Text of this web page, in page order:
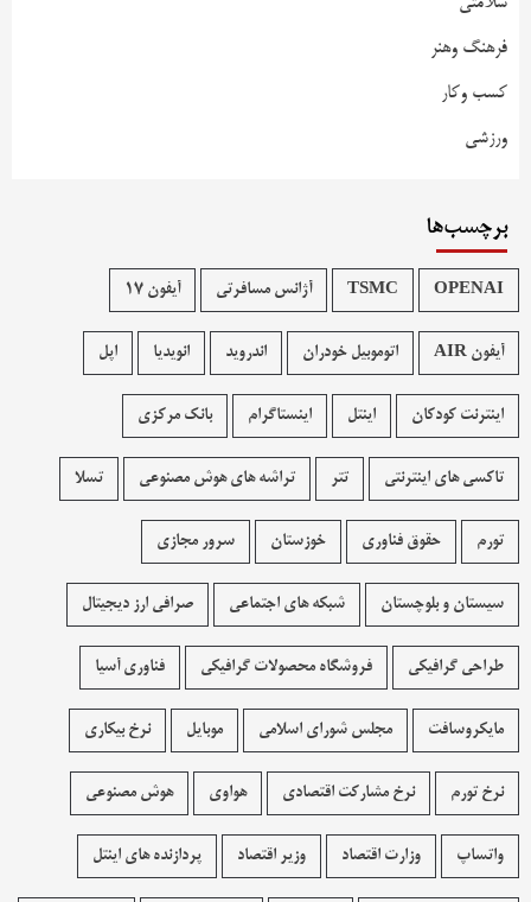
فرهنگ وهنر
کسب وکار
ورزشی
برچسب‌ها
OPENAI
TSMC آژانس مسافرتی آیفون 17
آیفون AIR اتوموبیل خودران اندروید انویدیا اپل
اینترنت کودکان اینتل اینستاگرام بانک مرکزی
تاکسی های اینترنتی تتر تراشه های هوش مصنوعی تسلا
تورم حقوق فناوری خوزستان سرور مجازی
سیستان و بلوچستان شبکه های اجتماعی صرافی ارز دیجیتال
طراحی گرافیکی فروشگاه محصولات گرافيکی فناوری آسیا
مایکروسافت مجلس شورای اسلامی موبایل نرخ بیکاری
نرخ تورم نرخ مشارکت اقتصادی هواوی هوش مصنوعی
واتساپ وزارت اقتصاد وزیر اقتصاد پردازنده های اینتل